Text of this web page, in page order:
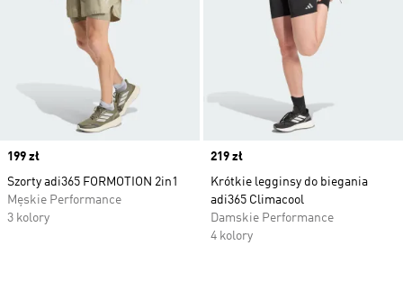
Price
199 zł
Szorty adi365 FORMOTION 2in1
Męskie Performance
3 kolory
Price
219 zł
Krótkie legginsy do biegania
adi365 Climacool
Damskie Performance
4 kolory